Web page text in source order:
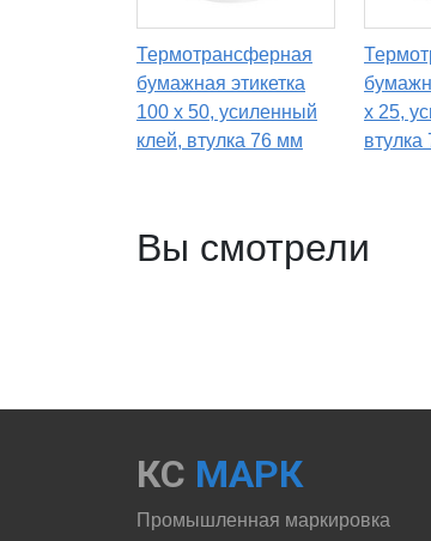
Термотрансферная
бумажная этикетка
100 х 50, усиленный
клей, втулка 76 мм
х 25,
Вы смотрели
КС МАРК
Промышленная маркировка